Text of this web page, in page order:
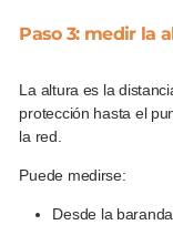
Paso 3: medir la
La altura es la
protección hasta el
la red.
Puede medirse:
Desde la